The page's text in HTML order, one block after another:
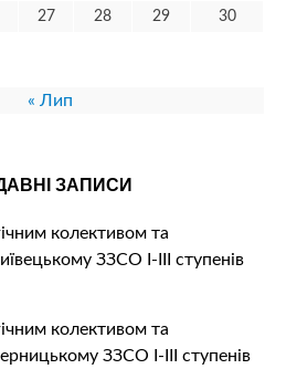
27 28 29 30
« Лип
ЗАПИСИ
колективом та
ЗЗСО І-ІІІ ступенів
колективом та
ЗЗСО І-ІІІ ступенів